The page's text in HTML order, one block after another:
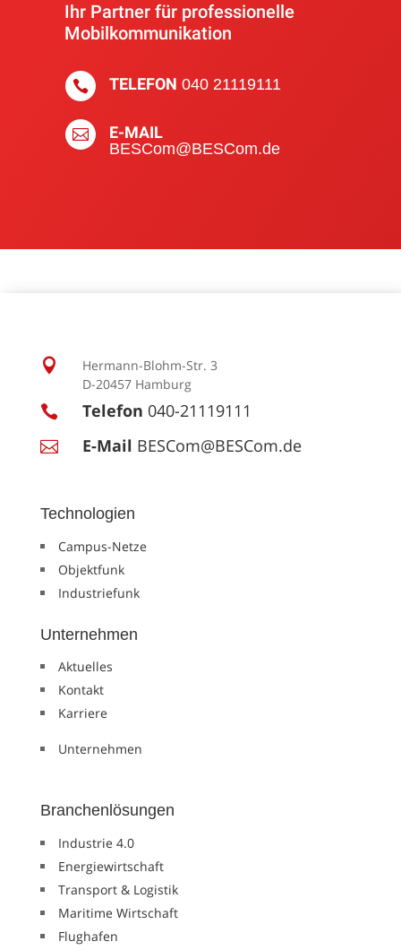
Ihr Partner für pro­fes­sionelle
Mobil­kom­muni­kation
 TELEFON 040 21119111
 E-MAIL
BESCom@BESCom.de

Hermann-Blohm-Str. 3
D-20457 Hamburg
 Telefon 040-21119111
 E-Mail BESCom@BESCom.de
Technologien
Campus-Netze
Objektfunk
Industriefunk
Unternehmen
Aktuelles
Kontakt
Karriere
Unternehmen
Branchenlösungen
Industrie 4.0
Energiewirtschaft
Transport & Logistik
Maritime Wirtschaft
Flughafen